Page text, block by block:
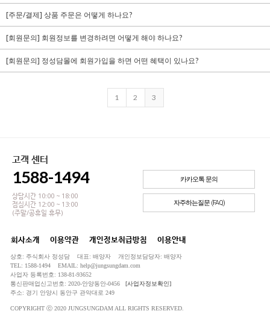
[주문/결제] 상품 주문은 어떻게 하나요?
[회원문의] 회원정보를 변경하려면 어떻게 해야 하나요?
[회원문의] 정성담몰에 회원가입을 하면 어떤 혜택이 있나요?
1 2 3
고객 센터
1588-1494
상담시간 10:00 ~ 18:00
점심시간 12:00 ~ 13:00
(주말/공휴일 휴무)
카카오톡 문의
자주하는질문 (FAQ)
회사소개 이용약관 개인정보취급방침 이용안내
상호: 주식회사 정성담 대표: 배양자 개인정보담당자: 배양자
TEL: 1588-1494 EMAIL: help@jungsungdam.com
사업자 등록번호: 138-81-93652
통신판매업신고번호: 2020-안양동안-0456 [사업자정보확인]
주소: 경기 안양시 동안구 관악대로 249
COPYRIGHT ⓒ 2020 JUNGSUNGDAM ALL RIGHTS RESERVED.